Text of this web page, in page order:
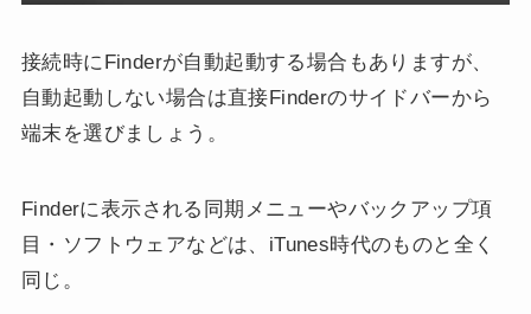
接続時にFinderが自動起動する場合もありますが、
自動起動しない場合は直接Finderのサイドバーから
端末を選びましょう。
Finderに表示される同期メニューやバックアップ項
目・ソフトウェアなどは、iTunes時代のものと全く
同じ。